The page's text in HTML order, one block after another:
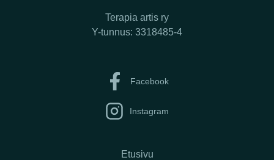
Terapia artis ry
Y-tunnus: 3318485-4
Facebook
Instagram
Etusivu